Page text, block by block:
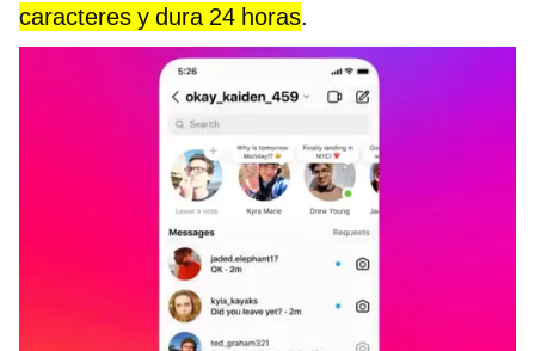
caracteres y dura 24 horas.